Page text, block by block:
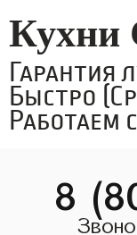
Кухни
Гарантия
Быстро
Работаем
8